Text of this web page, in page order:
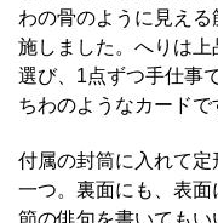
わの骨のように見える
施し ました。 へりは上
選び、 1点ずつ手仕事
ちわのよ うなカードで
付属の封筒に入れて定
一つ。 裏面にも、表